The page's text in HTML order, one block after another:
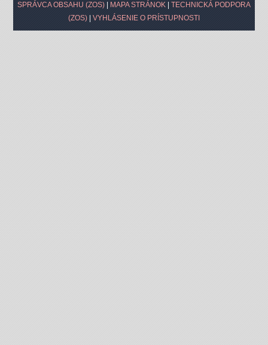
SPRÁVCA OBSAHU (ZOS)
MAPA STRÁNOK
TECHNICKÁ PODPORA
(ZOS)
VYHLÁSENIE O PRÍSTUPNOSTI